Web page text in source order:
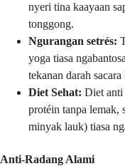
nyeri tina kaayaan
tonggong.
Ngurangan setrés:
yoga tiasa
tekanan darah sacara
Diet Sehat: Diet anti
protéin tanpa lemak,
minyak lauk) tiasa
Anti-Radang Alami